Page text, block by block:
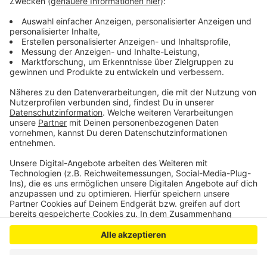
Anzeige
S-Bahnen und die Züge der RB25 fahren aber
weiterhin. Die Bahn will die Sperrung jetzt für wichtige
Arbeiten an Weichen und Oberleitung nutzen.
(DD|PR|Symbolbild)
Anzeige